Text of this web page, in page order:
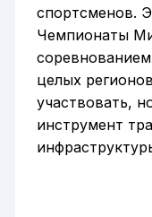
спортсменов.
Чемпионаты
целых
участвовать,
инструмент